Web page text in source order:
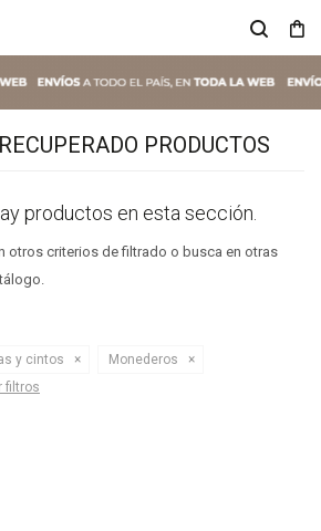
PRODUCTOS
productos en esta sección.
otros criterios de filtrado o busca en otras
y cintos
Monederos
filtros